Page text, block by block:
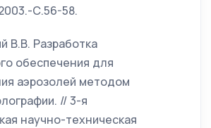
С.56-58.
В.В. Разработка
обеспечения для
аэрозолей методом
// 3-я
научно-техническая